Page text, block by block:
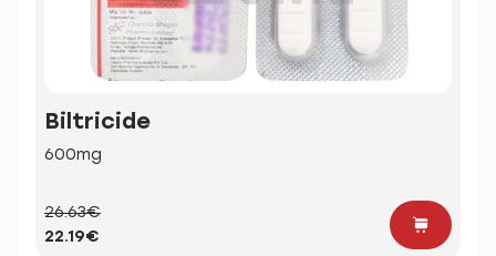
Biltricide
600mg
26.63€
22.19€